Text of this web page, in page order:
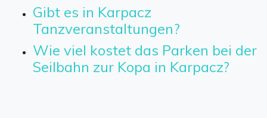
Gibt es in Karpacz
Tanzveranstaltungen?
Wie viel kostet das Parken bei der
Seilbahn zur Kopa in Karpacz?